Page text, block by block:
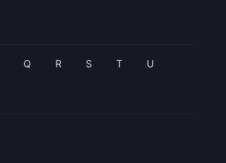
Q R S T U